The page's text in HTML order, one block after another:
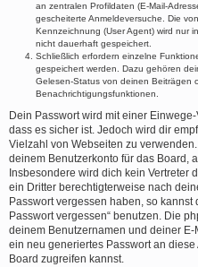
an zentralen Profildaten (E-Mail-
gescheiterte Anmeldeversuche. Die
Kennzeichnung (User Agent) wird nur
nicht dauerhaft gespeichert.
Schließlich erfordern einzelne
gespeichert werden. Dazu gehören
Gelesen-Status von deinen Beiträgen
Benachrichtigungsfunktionen.
Dein Passwort wird mit einer
dass es sicher ist. Jedoch wird dir
Vielzahl von Webseiten zu
deinem Benutzerkonto für das Board,
Insbesondere wird dich kein Vertreter
ein Dritter berechtigterweise nach
Passwort vergessen haben, so kannst
Passwort vergessen“ benutzen. Die
deinem Benutzernamen und deiner
ein neu generiertes Passwort an
Board zugreifen kannst.